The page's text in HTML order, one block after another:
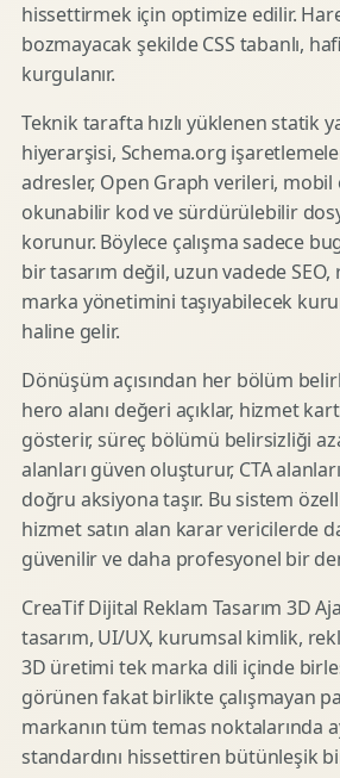
hissettirmek için optimize edilir.
bozmayacak şekilde CSS tabanlı,
kurgulanır.
Teknik tarafta hızlı yüklenen statik
hiyerarşisi, Schema.org
adresler, Open Graph verileri, mobil
okunabilir kod ve sürdürülebilir
korunur. Böylece çalışma sadece
bir tasarım değil, uzun vadede
marka yönetimini taşıyabilecek
haline gelir.
Dönüşüm açısından her bölüm
hero alanı değeri açıklar, hizmet
gösterir, süreç bölümü belirsizliği
alanları güven oluşturur, CTA
doğru aksiyona taşır. Bu sistem
hizmet satın alan karar vericilerde
güvenilir ve daha profesyonel bir
CreaTif Dijital Reklam Tasarım 3D
tasarım, UI/UX, kurumsal kimlik,
3D üretimi tek marka dili içinde
görünen fakat birlikte çalışmayan
markanın tüm temas noktalarında
standardını hissettiren bütünleşik